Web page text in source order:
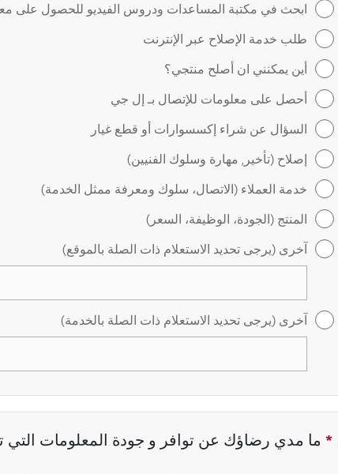
ابحث في مكتبة المساعدات ودروس الفيديو للحصول على
طلب خدمة الإصلاح عبر الإنترنت
أين يمكنني ان أصلح منتجي؟
أحصل على معلومات للإتصال بـ إل جي
السؤال عن شراء إكسسوارات أو قطع غيار
إصلاح (تأخير, مهارة وسلوك الفنيين)
خدمة العملاء (الاتصال، سلوك ومعرفة ممثل الخدمة)
المنتج (الجودة، الوظيفة، السعر)
آخرى (يرجى تحديد الاستعلام ذات الصلة بالموقع)
آخرى (يرجى تحديد الاستعلام ذات الصلة بالخدمة)
* حقل مطلوب
ما مدي رضاؤك عن توافر و جودة المعلومات التي